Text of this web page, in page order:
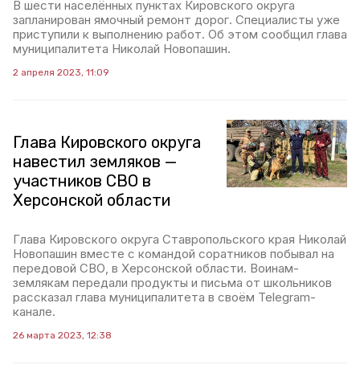
В шести населённых пунктах Кировского округа
запланирован ямочный ремонт дорог. Специалисты уже
приступили к выполнению работ. Об этом сообщил глава
муниципалитета Николай Новопашин.
2 апреля 2023, 11:09
Глава Кировского округа
навестил земляков —
участников СВО в
Херсонской области
Глава Кировского округа Ставропольского края Николай
Новопашин вместе с командой соратников побывал на
передовой СВО, в Херсонской области. Воинам-
землякам передали продукты и письма от школьников
рассказал глава муниципалитета в своём Telegram-
канале.
26 марта 2023, 12:38